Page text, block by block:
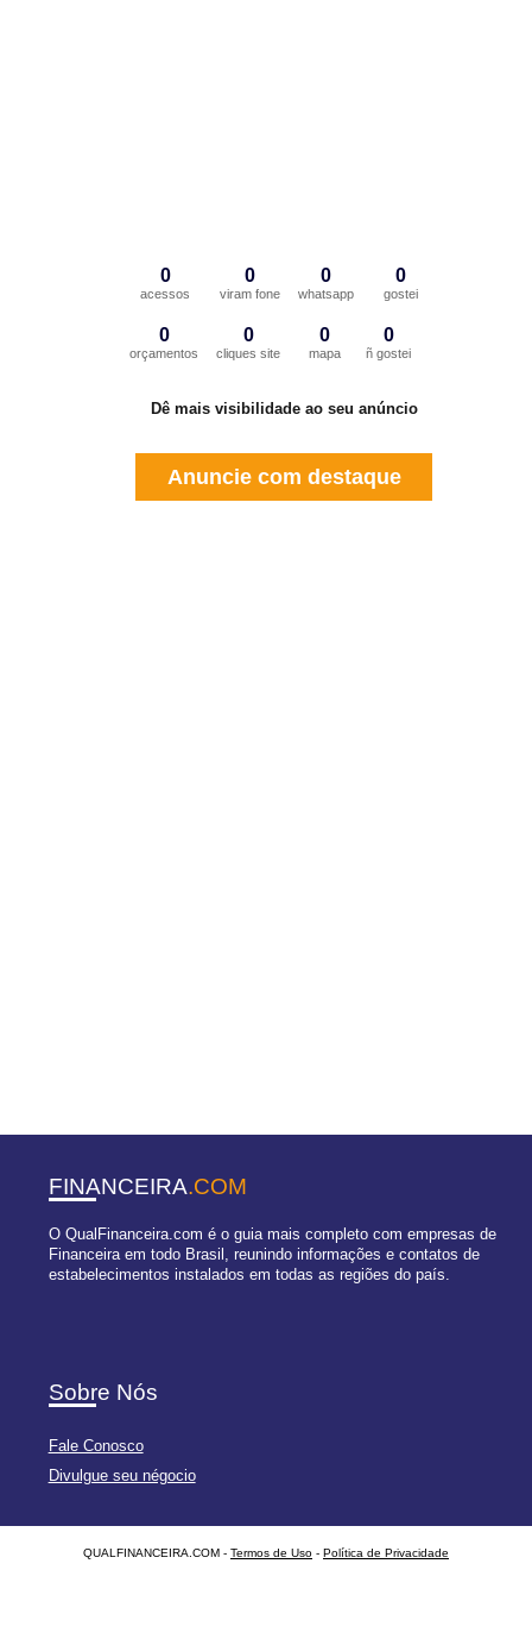
0
acessos
0
viram fone
0
whatsapp
0
gostei
0
orçamentos
0
cliques site
0
mapa
0
ñ gostei
Dê mais visibilidade ao seu anúncio
Anuncie com destaque
FINANCEIRA.COM
O QualFinanceira.com é o guia mais completo com empresas de
Financeira em todo Brasil, reunindo informações e contatos de
estabelecimentos instalados em todas as regiões do país.
Sobre Nós
Fale Conosco
Divulgue seu négocio
QUALFINANCEIRA.COM - Termos de Uso - Política de Privacidade